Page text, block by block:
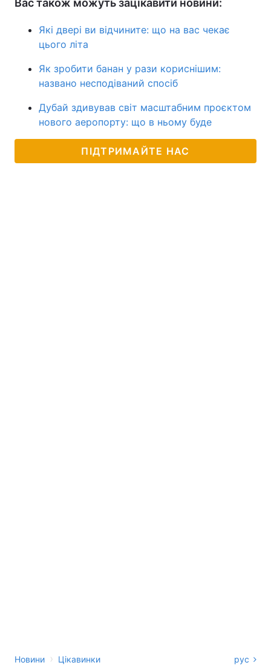
Які двері ви відчините: що на вас чекає
цього літа
Як зробити банан у рази кориснішим:
названо несподіваний спосіб
Дубай здивував світ масштабним проєктом
нового аеропорту: що в ньому буде
ПІДТРИМАЙТЕ НАС
Новини › Цікавинки рус